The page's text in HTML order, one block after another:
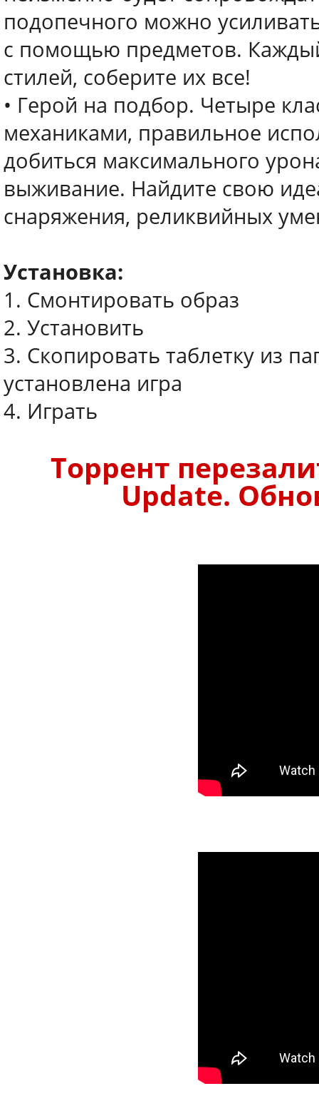
подопечного можно
с помощью предметов.
стилей, соберите их все!
• Герой на подбор. Четыре
механиками, правильное
добиться максимального
выживание. Найдите свою
снаряжения, реликвийных
Установка:
1. Смонтировать образ
2. Установить
3. Скопировать таблетку из
установлена игра
4. Играть
Торрент
Update.